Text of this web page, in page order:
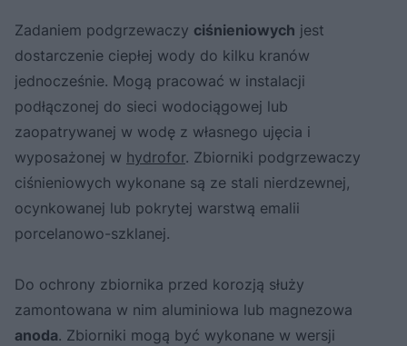
Zadaniem podgrzewaczy ciśnieniowych jest
dostarczenie ciepłej wody do kilku kranów
jednocześnie. Mogą pracować w instalacji
podłączonej do sieci wodociągowej lub
zaopatrywanej w wodę z własnego ujęcia i
wyposażonej w hydrofor. Zbiorniki podgrzewaczy
ciśnieniowych wykonane są ze stali nierdzewnej,
ocynkowanej lub pokrytej warstwą emalii
porcelanowo-szklanej.
Do ochrony zbiornika przed korozją służy
zamontowana w nim aluminiowa lub magnezowa
anoda. Zbiorniki mogą być wykonane w wersji